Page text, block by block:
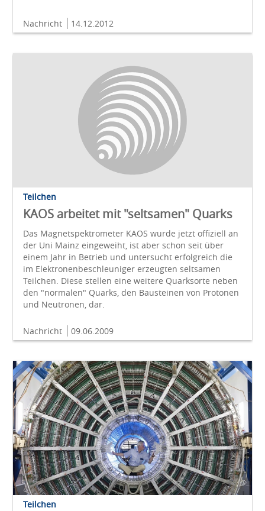
Nachricht 14.12.2012
Teilchen
KAOS arbeitet mit "seltsamen" Quarks
Das Magnetspektrometer KAOS wurde jetzt offiziell an
der Uni Mainz eingeweiht, ist aber schon seit über
einem Jahr in Betrieb und untersucht erfolgreich die
im Elektronenbeschleuniger erzeugten seltsamen
Teilchen. Diese stellen eine weitere Quarksorte neben
den "normalen" Quarks, den Bausteinen von Protonen
und Neutronen, dar.
Nachricht 09.06.2009
Teilchen